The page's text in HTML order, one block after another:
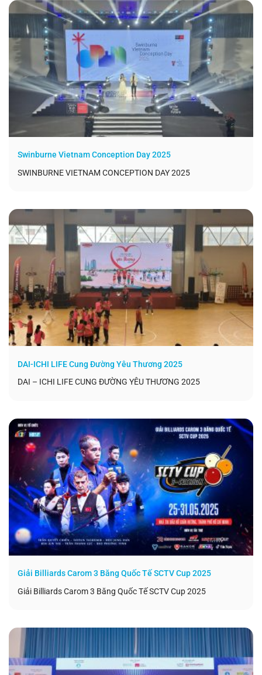
Swinburne Vietnam Conception Day 2025
SWINBURNE VIETNAM CONCEPTION DAY 2025
DAI-ICHI LIFE Cung Đường Yêu Thương 2025
DAI – ICHI LIFE CUNG ĐƯỜNG YÊU THƯƠNG 2025
Giải Billiards Carom 3 Băng Quốc Tế SCTV Cup 2025
Giải Billiards Carom 3 Băng Quốc Tế SCTV Cup 2025